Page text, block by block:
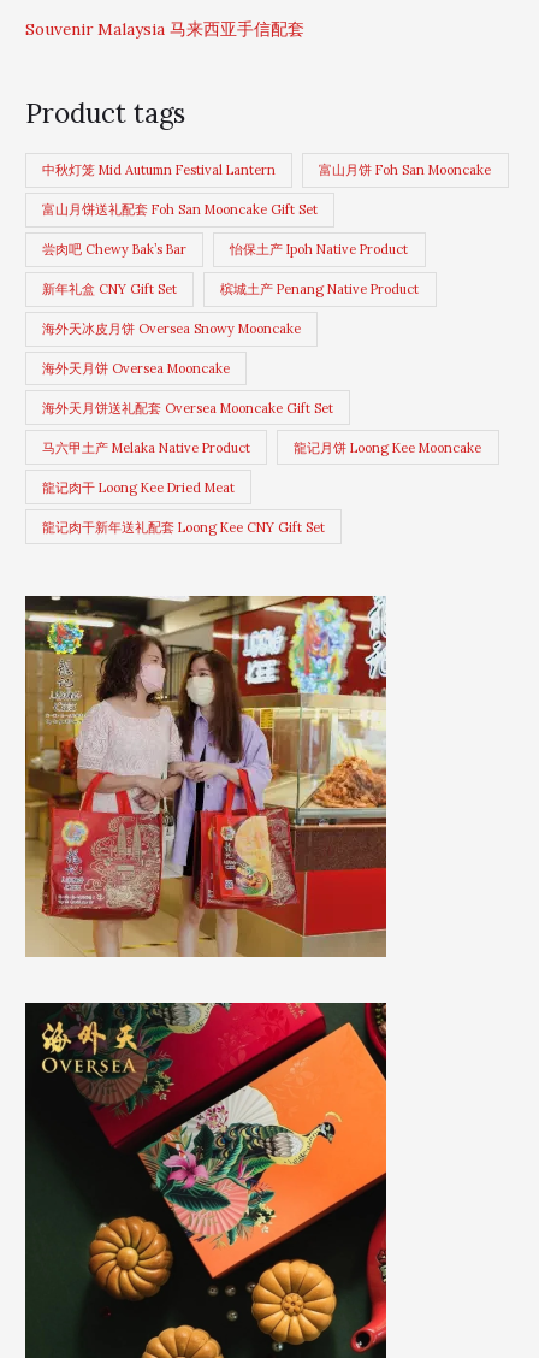
Souvenir Malaysia 马来西亚手信配套
Product tags
中秋灯笼 Mid Autumn Festival Lantern 富山月饼 Foh San Mooncake
富山月饼送礼配套 Foh San Mooncake Gift Set
尝肉吧 Chewy Bak’s Bar 怡保土产 Ipoh Native Product
新年礼盒 CNY Gift Set 槟城土产 Penang Native Product
海外天冰皮月饼 Oversea Snowy Mooncake
海外天月饼 Oversea Mooncake
海外天月饼送礼配套 Oversea Mooncake Gift Set
马六甲土产 Melaka Native Product 龍记月饼 Loong Kee Mooncake
龍记肉干 Loong Kee Dried Meat
龍记肉干新年送礼配套 Loong Kee CNY Gift Set